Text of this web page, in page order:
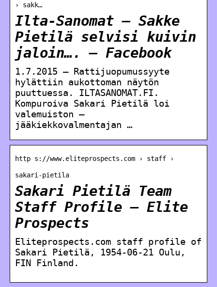
› sakk…
Ilta-Sanomat – Sakke
Pietilä selvisi kuivin
jaloin…. – Facebook
1.7.2015 — Rattijuopumussyyte
hylättiin aukottoman näytön
puuttuessa. ILTASANOMAT.FI.
Kompuroiva Sakari Pietilä loi
valemuiston –
jääkiekkovalmentajan …
http s://www.eliteprospects.com › staff ›
sakari-pietila
Sakari Pietilä Team
Staff Profile – Elite
Prospects
Eliteprospects.com staff profile of
Sakari Pietilä, 1954-06-21 Oulu,
FIN Finland.